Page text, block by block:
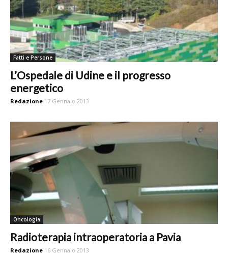
Fatti e Persone
L’Ospedale di Udine e il progresso
energetico
Redazione 17 Gennaio 2013
Oncologia
Radioterapia intraoperatoria a Pavia
Redazione 16 Gennaio 2013